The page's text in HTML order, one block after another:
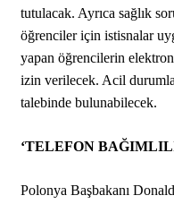
tutulacak. Ayrıca sağlık
öğrenciler için istisnalar
yapan öğrencilerin
izin verilecek. Acil
talebinde bulunabilecek.
‘TELEFON
Polonya Başbakanı